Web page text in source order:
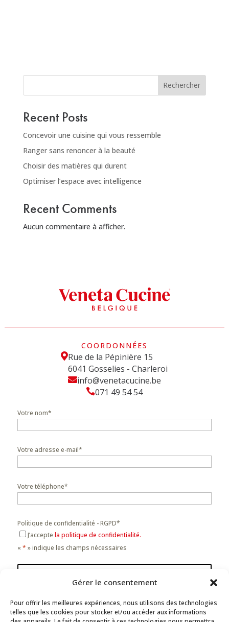
Gérer le consentement
Pour offrir les meilleures expériences, nous utilisons des technologies
telles que les cookies pour stocker et/ou accéder aux informations
Rechercher
Recent Posts
Concevoir une cuisine qui vous ressemble
Ranger sans renoncer à la beauté
Choisir des matières qui durent
Optimiser l’espace avec intelligence
Recent Comments
Aucun commentaire à afficher.
COORDONNÉES
Rue de la Pépinière 15
6041 Gosselies - Charleroi
info@venetacucine.be
071 49 54 54
«* » indique les champs nécessaires
Votre nom*
Votre adresse e-mail*
Votre téléphone*
Politique de confidentialité - RGPD*
J’accepte la politique de confidentialité.
Recevoir le catalogue